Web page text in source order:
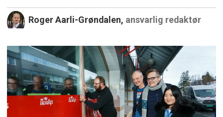
Roger Aarli-Grøndalen, ansvarlig redaktør